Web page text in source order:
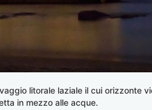
litorale laziale il cui orizzonte
in mezzo alle acque.